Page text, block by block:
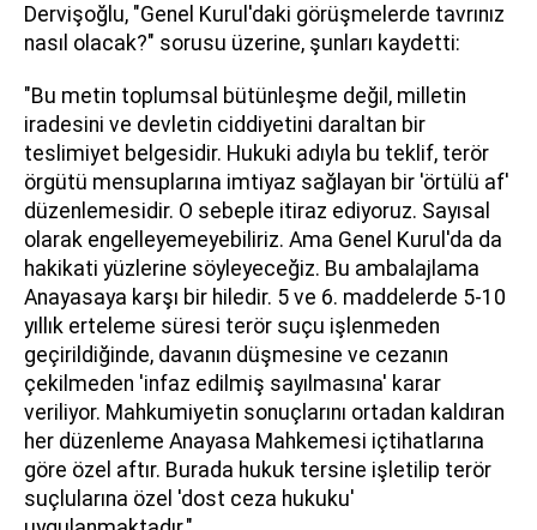
Dervişoğlu, "Genel Kurul'daki görüşmelerde tavrınız
nasıl olacak?" sorusu üzerine, şunları kaydetti:
"Bu metin toplumsal bütünleşme değil, milletin
iradesini ve devletin ciddiyetini daraltan bir
teslimiyet belgesidir. Hukuki adıyla bu teklif, terör
örgütü mensuplarına imtiyaz sağlayan bir 'örtülü af'
düzenlemesidir. O sebeple itiraz ediyoruz. Sayısal
olarak engelleyemeyebiliriz. Ama Genel Kurul'da da
hakikati yüzlerine söyleyeceğiz. Bu ambalajlama
Anayasaya karşı bir hiledir. 5 ve 6. maddelerde 5-10
yıllık erteleme süresi terör suçu işlenmeden
geçirildiğinde, davanın düşmesine ve cezanın
çekilmeden 'infaz edilmiş sayılmasına' karar
veriliyor. Mahkumiyetin sonuçlarını ortadan kaldıran
her düzenleme Anayasa Mahkemesi içtihatlarına
göre özel aftır. Burada hukuk tersine işletilip terör
suçlularına özel 'dost ceza hukuku'